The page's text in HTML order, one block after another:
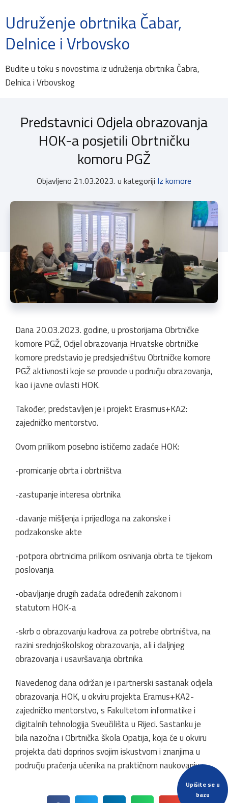
Upišite se u
bazu
Udruženje obrtnika Čabar,
Delnice i Vrbovsko
Budite u toku s novostima iz udruženja obrtnika Čabra,
Delnica i Vrbovskog
Predstavnici Odjela obrazovanja
HOK-a posjetili Obrtničku
komoru PGŽ
Objavljeno 21.03.2023. u kategoriji Iz komore
Dana 20.03.2023. godine, u prostorijama Obrtničke
komore PGŽ, Odjel obrazovanja Hrvatske obrtničke
komore predstavio je predsjedništvu Obrtničke komore
PGŽ aktivnosti koje se provode u području obrazovanja,
kao i javne ovlasti HOK.
Također, predstavljen je i projekt Erasmus+KA2:
zajedničko mentorstvo.
Ovom prilikom posebno ističemo zadaće HOK:
-promicanje obrta i obrtništva
-zastupanje interesa obrtnika
-davanje mišljenja i prijedloga na zakonske i
podzakonske akte
-potpora obrtnicima prilikom osnivanja obrta te tijekom
poslovanja
-obavljanje drugih zadaća određenih zakonom i
statutom HOK-a
-skrb o obrazovanju kadrova za potrebe obrtništva, na
razini srednjoškolskog obrazovanja, ali i daljnjeg
obrazovanja i usavršavanja obrtnika
Navedenog dana održan je i partnerski sastanak odjela
obrazovanja HOK, u okviru projekta Eramus+KA2-
zajedničko mentorstvo, s Fakultetom informatike i
digitalnih tehnologija Sveučilišta u Rijeci. Sastanku je
bila nazočna i Obrtnička škola Opatija, koja će u okviru
projekta dati doprinos svojim iskustvom i znanjima u
području praćenja učenika na praktičnom naukovanju.